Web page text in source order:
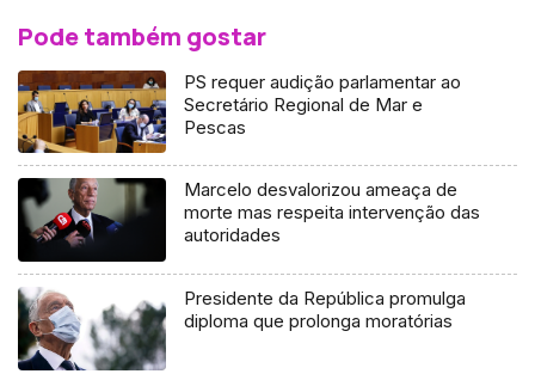
Pode também gostar
PS requer audição parlamentar ao
Secretário Regional de Mar e
Pescas
Marcelo desvalorizou ameaça de
morte mas respeita intervenção das
autoridades
Presidente da República promulga
diploma que prolonga moratórias